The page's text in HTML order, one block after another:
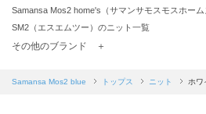
Samansa Mos2 home's（サマンサモスモスホー
SM2（エスエムツー）のニット一覧
TSUHARU by Samansa Mos2（ツハルバイサマン
Samansa Mos2 blue（サマンサモスモス ブルー
その他のブランド ＋
Samansa Mos2 blue トップス ニット ホワ